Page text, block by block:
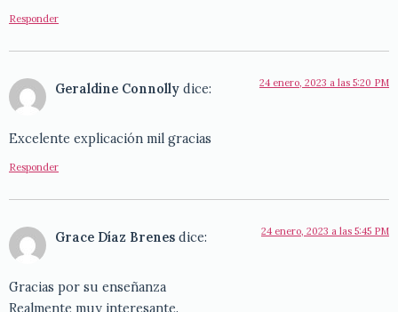
Responder
Geraldine Connolly dice: 24 enero, 2023 a las 5:20 PM
Excelente explicación mil gracias
Responder
Grace Díaz Brenes dice: 24 enero, 2023 a las 5:45 PM
Gracias por su enseñanza
Realmente muy interesante.